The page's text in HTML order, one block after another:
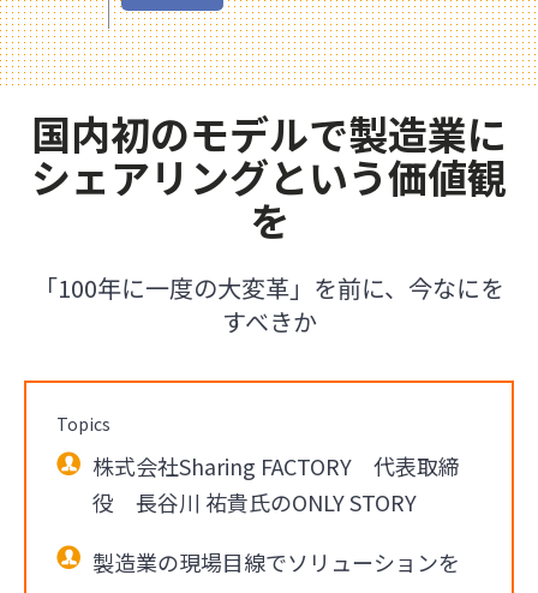
国内初のモデルで製造業に
シェアリングという価値観
を
「100年に一度の大変革」を前に、今なにを
すべきか
Topics
株式会社Sharing FACTORY 代表取締
役 長谷川 祐貴氏のONLY STORY
製造業の現場目線でソリューションを